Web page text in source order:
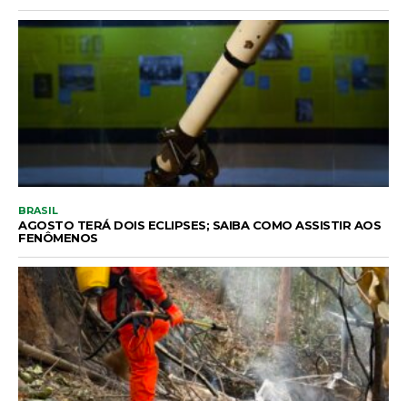
BRASIL
AGOSTO TERÁ DOIS ECLIPSES; SAIBA COMO ASSISTIR AOS
FENÔMENOS